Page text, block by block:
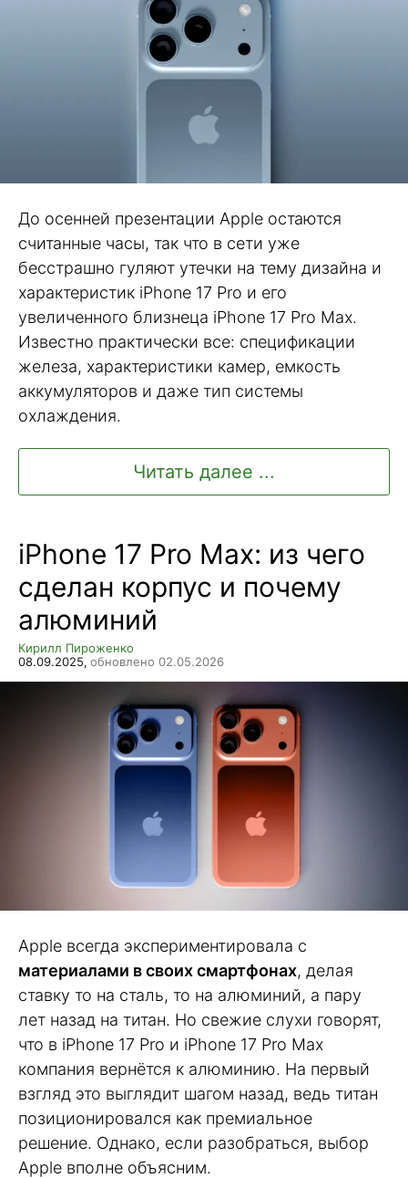
До осенней презентации Apple остаются
считанные часы, так что в сети уже
бесстрашно гуляют утечки на тему дизайна и
характеристик iPhone 17 Pro и его
увеличенного близнеца iPhone 17 Pro Max.
Известно практически все: спецификации
железа, характеристики камер, емкость
аккумуляторов и даже тип системы
охлаждения.
Читать далее ...
iPhone 17 Pro Max: из чего
сделан корпус и почему
алюминий
Кирилл Пироженко
08.09.2025, обновлено 02.05.2026
Apple всегда экспериментировала с
материалами в своих смартфонах, делая
ставку то на сталь, то на алюминий, а пару
лет назад на титан. Но свежие слухи говорят,
что в iPhone 17 Pro и iPhone 17 Pro Max
компания вернётся к алюминию. На первый
взгляд это выглядит шагом назад, ведь титан
позиционировался как премиальное
решение. Однако, если разобраться, выбор
Apple вполне объясним.